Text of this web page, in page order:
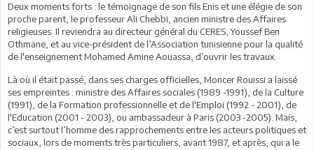
Deux moments forts : le témoignage de son fils Enis et une élégie de son
proche parent, le professeur Ali Chebbi, ancien ministre des Affaires
religieuses. Il reviendra au directeur général du CERES, Youssef Ben
Othmane, et au vice-président de l’Association tunisienne pour la qualité
de l'enseignement Mohamed Amine Aouassa, d’ouvrir les travaux.
Là où il était passé, dans ses charges officielles, Moncer Rouissi a laissé
ses empreintes : ministre des Affaires sociales (1989 -1991), de la Culture
(1991), de la Formation professionnelle et de l'Emploi (1992 - 2001), de
l'Education (2001 - 2003), ou ambassadeur à Paris (2003 -2005). Mais,
c’est surtout l’homme des rapprochements entre les acteurs politiques et
sociaux, lors de moments très particuliers, avant 1987, et après, qui a le